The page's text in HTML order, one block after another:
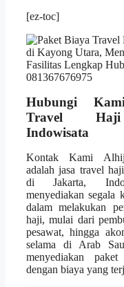
[ez-toc]
Hubungi
Travel
Indowisata
Kontak Kami
adalah jasa travel
di Jakarta,
menyediakan segala
dalam melakukan
haji, mulai dari
pesawat, hingga
selama di Arab
menyediakan
dengan biaya yang